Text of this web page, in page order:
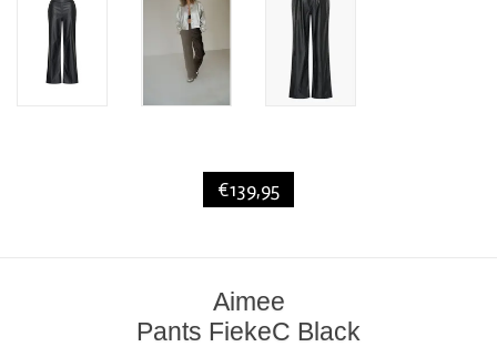
€139,95
Aimee
Pants FiekeC Black